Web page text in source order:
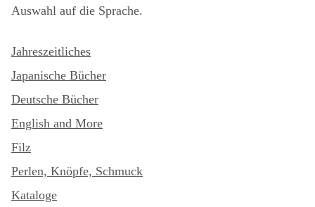
Auswahl auf die Sprache.
Jahreszeitliches
Japanische Bücher
Deutsche Bücher
English and More
Filz
Perlen, Knöpfe, Schmuck
Kataloge